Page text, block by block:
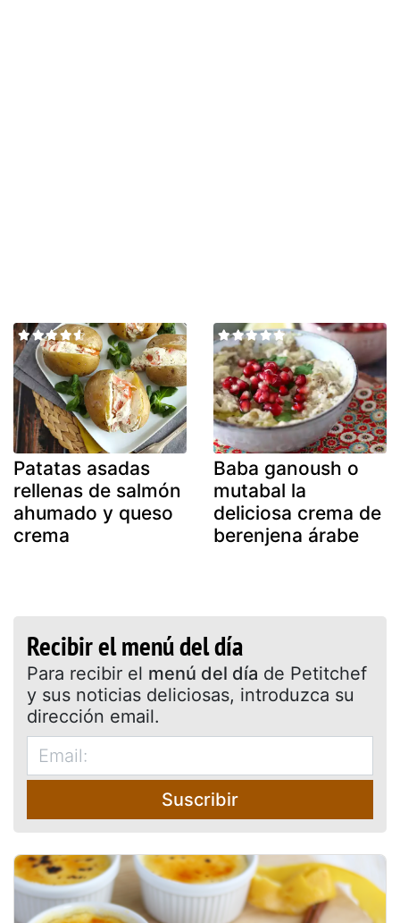
Patatas asadas
rellenas de salmón
ahumado y queso
crema
Baba ganoush o
mutabal la
deliciosa crema de
berenjena árabe
Recibir el menú del día
Para recibir el menú del día de Petitchef
y sus noticias deliciosas, introduzca su
dirección email.
Suscribir